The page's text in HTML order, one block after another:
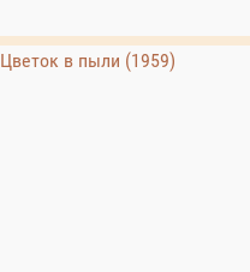
Цветок в пыли (1959)